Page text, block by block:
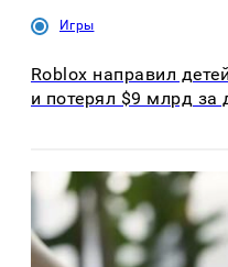
Игры
Roblox направил
и потерял $9 млрд за